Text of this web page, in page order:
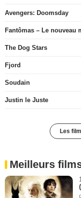
Avengers: Doomsday
Fantômas – Le nouveau
The Dog Stars
Fjord
Soudain
Justin le Juste
Les
Meilleurs